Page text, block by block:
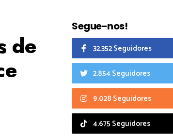
de
Segue-nos!
32.352 Seguidores
2.854 Seguidores
9.028 Seguidores
4.675 Seguidores